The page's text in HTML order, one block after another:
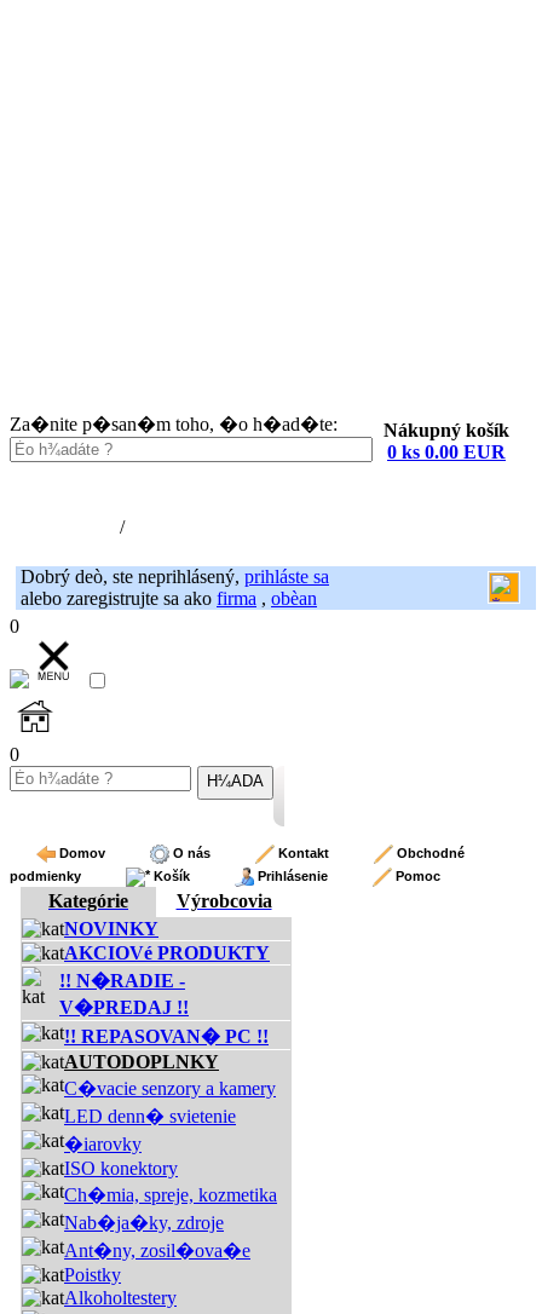
Za�nite p�san�m toho, �o h�ad�te:
Nákupný košík
0 ks 0.00 EUR
/
Dobrý deò, ste neprihlásený, prihláste sa
alebo zaregistrujte sa ako firma , obèan
0
0
Domov O nás Kontakt
Obchodné
podmienky
Košík Prihlásenie Pomoc
Kategórie
Výrobcovia
NOVINKY
AKCIOVé PRODUKTY
!! N�RADIE -
V�PREDAJ !!
!! REPASOVAN� PC !!
AUTODOPLNKY
C�vacie senzory a kamery
LED denn� svietenie
�iarovky
ISO konektory
Ch�mia, spreje, kozmetika
Nab�ja�ky, zdroje
Ant�ny, zosil�ova�e
Poistky
Alkoholtestery